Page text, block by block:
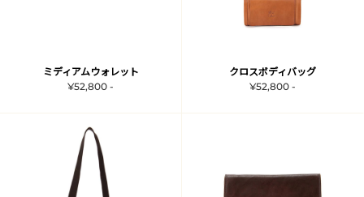
ミディアムウォレット
¥52,800 -
クロスボディバッグ
¥52,800 -